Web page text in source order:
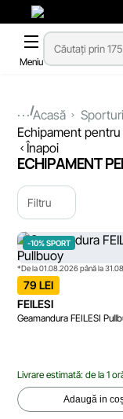
Meniu
...Acasă Sporturi
Echipament
Înapoi
ECHIPAMENT
Filtru
-10% SPORT
*De la 01.08.2026 până la
79 LEI
FEILESI
Geamandura FEILESI
Livrare estimată: de la 1
Adaugă in